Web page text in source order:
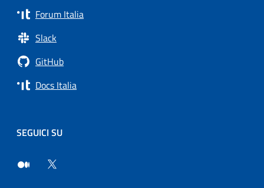
Forum Italia
Slack
GitHub
Docs Italia
SEGUICI SU